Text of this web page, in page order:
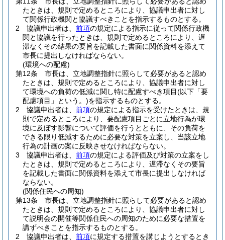
たときは、規則で定めるところにより、協議申出者に対し
て関係行政機関と協議すべきことを指示するものとする。
2
協議申出者は、 前項の規定による指示に従って関係行政機
関と協議を行ったときは、規則で定めるところにより、遅
滞なくその結果の要旨を記載した書面に関係資料を添えて
市長に提出しなければならない。
(環境への配慮)
第12条
市長は、立地調整指針に照らして必要があると認め
たときは、規則で定めるところにより、協議申出者に対し
て環境への負荷の低減に関し特に配慮すべき項目(以下「要
配慮項目」という。)を指示するものとする。
2
協議申出者は、 前項の規定による指示を受けたときは、規
則で定めるところにより、要配慮項目ごとに立地行為が環
境に及ぼす影響について評価を行うとともに、その負荷を
できる限り低減するために必要な対策を立案し、当該立地
行為の計画の案に反映させなければならない。
3
協議申出者は、 前項の規定による評価及び対策の立案をし
たときは、規則で定めるところにより、遅滞なくその要旨
を記載した書面に関係資料を添えて市長に提出しなければ
ならない。
(関係住民への周知)
第13条
市長は、立地調整指針に照らして必要があると認め
たときは、規則で定めるところにより、協議申出者に対し
て説明会の開催等関係住民への周知のために必要な措置を
講ずべきことを指示するものとする。
2
協議申出者は、 前項に規定する措置を講じようとするとき